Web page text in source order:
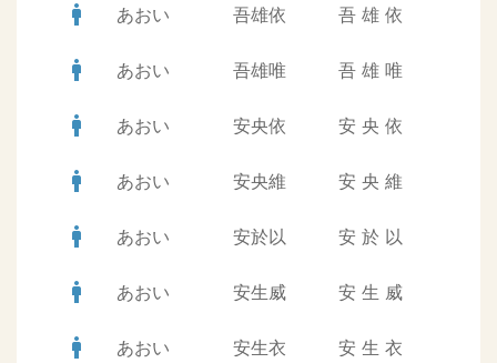
man あおい 吾雄依 吾 雄 依
man あおい 吾雄唯 吾 雄 唯
man あおい 安央依 安 央 依
man あおい 安央維 安 央 維
man あおい 安於以 安 於 以
man あおい 安生威 安 生 威
man あおい 安生衣 安 生 衣